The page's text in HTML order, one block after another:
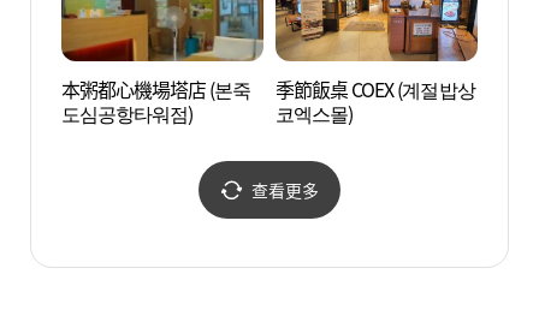
本粥都心機場塔店 (본죽
도심공항타워점)
季節飯桌 COEX (계절밥상
코엑스몰)
查看更多